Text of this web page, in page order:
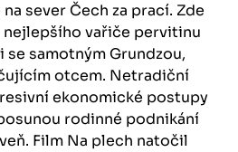
sever Čech za prací. Zde
nejlepšího vařiče pervitinu
se samotným Grundzou,
otcem. Netradiční
ekonomické postupy
rodinné podnikání
Film Na plech natočil